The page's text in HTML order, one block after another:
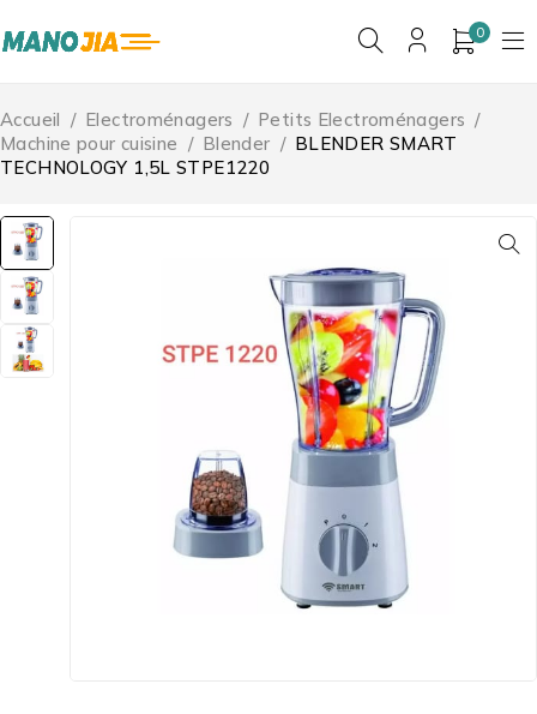
0
Accueil / Electroménagers / Petits Electroménagers /
Machine pour cuisine / Blender / BLENDER SMART
TECHNOLOGY 1,5L STPE1220